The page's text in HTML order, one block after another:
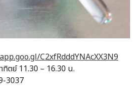
C2xfRdddYNAcXX3N9
ทิตย์ 11.30 – 16.30 น.
3037